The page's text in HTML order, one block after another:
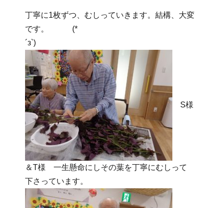
丁寧に1枚ずつ、むしっていきます。結構、大変
です。 (*
´з`)
S様
＆T様 一生懸命にしその葉を丁寧にむしって
下さっています。